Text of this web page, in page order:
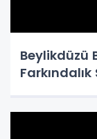
Beylikdüzü